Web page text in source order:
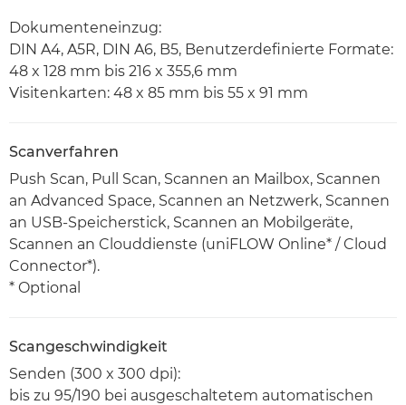
Dokumenteneinzug:
DIN A4, A5R, DIN A6, B5, Benutzerdefinierte Formate:
48 x 128 mm bis 216 x 355,6 mm
Visitenkarten: 48 x 85 mm bis 55 x 91 mm
Scanverfahren
Push Scan, Pull Scan, Scannen an Mailbox, Scannen
an Advanced Space, Scannen an Netzwerk, Scannen
an USB-Speicherstick, Scannen an Mobilgeräte,
Scannen an Clouddienste (uniFLOW Online* / Cloud
Connector*).
* Optional
Scangeschwindigkeit
Senden (300 x 300 dpi):
bis zu 95/190 bei ausgeschaltetem automatischen